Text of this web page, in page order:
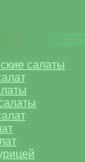
салаты